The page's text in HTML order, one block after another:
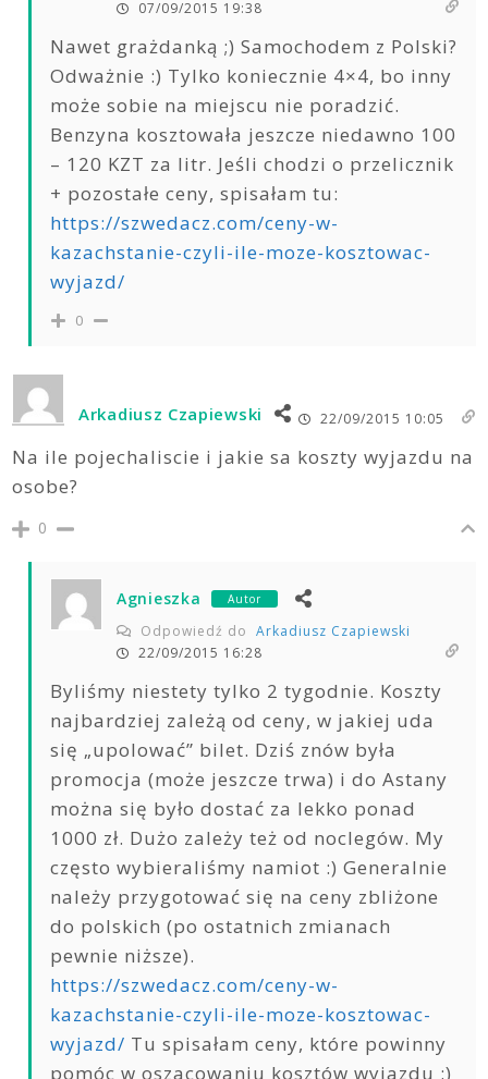
07/09/2015 19:38
Nawet grażdanką ;) Samochodem z Polski?
Odważnie :) Tylko koniecznie 4×4, bo inny
może sobie na miejscu nie poradzić.
Benzyna kosztowała jeszcze niedawno 100
– 120 KZT za litr. Jeśli chodzi o przelicznik
+ pozostałe ceny, spisałam tu:
https://szwedacz.com/ceny-w-
kazachstanie-czyli-ile-moze-kosztowac-
wyjazd/
0
Arkadiusz Czapiewski 22/09/2015 10:05
Na ile pojechaliscie i jakie sa koszty wyjazdu na
osobe?
0
Agnieszka Autor
Odpowiedź do Arkadiusz Czapiewski
22/09/2015 16:28
Byliśmy niestety tylko 2 tygodnie. Koszty
najbardziej zależą od ceny, w jakiej uda
się „upolować” bilet. Dziś znów była
promocja (może jeszcze trwa) i do Astany
można się było dostać za lekko ponad
1000 zł. Dużo zależy też od noclegów. My
często wybieraliśmy namiot :) Generalnie
należy przygotować się na ceny zbliżone
do polskich (po ostatnich zmianach
pewnie niższe).
https://szwedacz.com/ceny-w-
kazachstanie-czyli-ile-moze-kosztowac-
wyjazd/ Tu spisałam ceny, które powinny
pomóc w oszacowaniu kosztów wyjazdu :)